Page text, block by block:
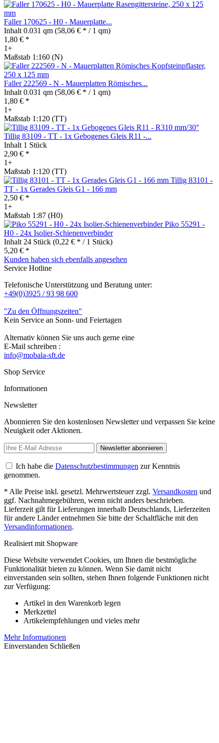
Faller 170625 - H0 - Mauerplatte...
Inhalt 0.031 qm (58,06 € * / 1 qm)
1,80 € *
1+
Maßstab 1:160 (N)
Faller 222569 - N - Mauerplatten Römisches...
Inhalt 0.031 qm (58,06 € * / 1 qm)
1,80 € *
1+
Maßstab 1:120 (TT)
Tillig 83109 - TT - 1x Gebogenes Gleis R11 -...
Inhalt 1 Stück
2,90 € *
1+
Maßstab 1:120 (TT)
Tillig 83101 -
TT - 1x Gerades Gleis G1 - 166 mm
2,50 € *
1+
Maßstab 1:87 (H0)
Piko 55291 -
H0 - 24x Isolier-Schienenverbinder
Inhalt 24 Stück (0,22 € * / 1 Stück)
5,20 € *
Kunden haben sich ebenfalls angesehen
Service Hotline
Telefonische Unterstützung und Beratung unter:
+49(0)3925 / 93 98 600
"Zu den Öffnungszeiten"
Kein Service an Sonn- und Feiertagen
Alternativ können Sie uns auch gerne eine
E-Mail schreiben :
info@mobala-sft.de
Shop Service
Informationen
Newsletter
Abonnieren Sie den kostenlosen Newsletter und verpassen Sie keine
Neuigkeit oder Aktionen.
Newsletter abonnieren
Ich habe die Datenschutzbestimmungen zur Kenntnis
genommen.
* Alle Preise inkl. gesetzl. Mehrwertsteuer zzgl. Versandkosten und
ggf. Nachnahmegebühren, wenn nicht anders beschrieben.
Lieferzeit gilt für Lieferungen innerhalb Deutschlands, Lieferzeiten
für andere Länder entnehmen Sie bitte der Schaltfläche mit den
Versandinformationen.
Realisiert mit Shopware
Diese Website verwendet Cookies, um Ihnen die bestmögliche
Funktionalität bieten zu können. Wenn Sie damit nicht
einverstanden sein sollten, stehen Ihnen folgende Funktionen nicht
zur Verfügung:
Artikel in den Warenkorb legen
Merkzettel
Artikelempfehlungen und vieles mehr
Mehr Informationen
Einverstanden Schließen